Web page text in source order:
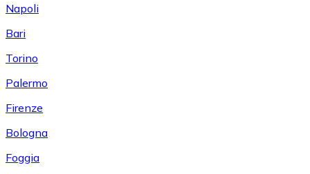
Napoli
Bari
Torino
Palermo
Firenze
Bologna
Foggia